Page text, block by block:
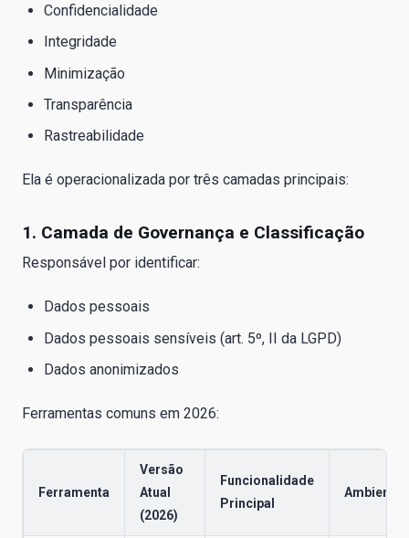
Confidencialidade
Integridade
Minimização
Transparência
Rastreabilidade
Ela é operacionalizada por três camadas principais:
1. Camada de Governança e Classificação
Responsável por identificar:
Dados pessoais
Dados pessoais sensíveis (art. 5º, II da LGPD)
Dados anonimizados
Ferramentas comuns em 2026:
Ferramenta
Versão
Atual
(2026)
Funcionalidade
Principal
Ambiente